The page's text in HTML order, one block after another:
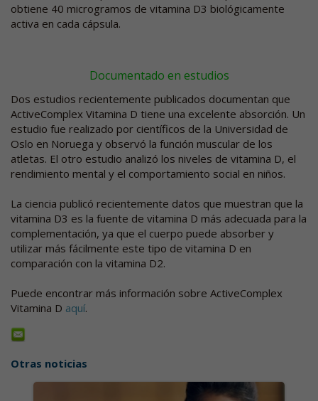
obtiene 40 microgramos de vitamina D3 biológicamente
activa en cada cápsula.
Documentado en estudios
Dos estudios recientemente publicados documentan que
ActiveComplex Vitamina D tiene una excelente absorción. Un
estudio fue realizado por científicos de la Universidad de
Oslo en Noruega y observó la función muscular de los
atletas. El otro estudio analizó los niveles de vitamina D, el
rendimiento mental y el comportamiento social en niños.
La ciencia publicó recientemente datos que muestran que la
vitamina D3 es la fuente de vitamina D más adecuada para la
complementación, ya que el cuerpo puede absorber y
utilizar más fácilmente este tipo de vitamina D en
comparación con la vitamina D2.
Puede encontrar más información sobre ActiveComplex
Vitamina D aquí.
Otras noticias